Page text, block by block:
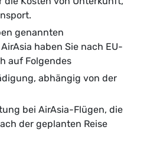
genannten
haben Sie nach EU-
auf Folgendes
abhängig von der
bei AirAsia-Flügen, die
der geplanten Reise